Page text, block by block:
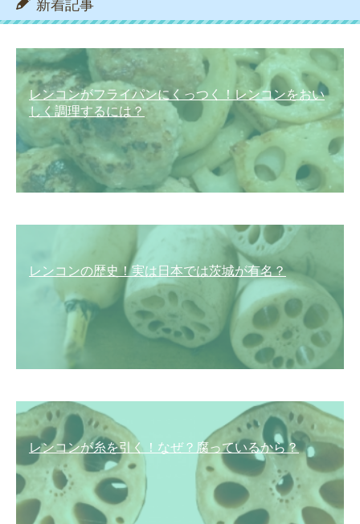
新着記事
レンコンがフライパンにくっつく！レンコンをおい
しく調理するには？
レンコンの歴史！実は日本では茨城が有名？
レンコンが糸を引く！なぜ？腐っているから？